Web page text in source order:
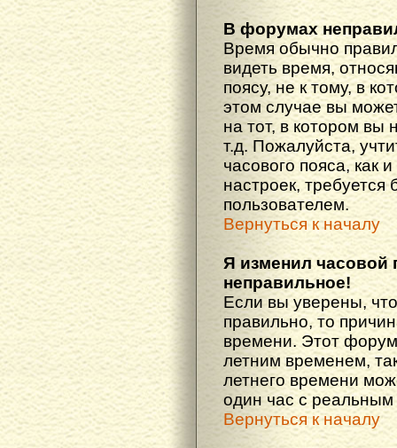
В форумах
Время обычно
видеть время,
поясу, не к тому, в
этом случае вы
на тот, в котором вы
т.д. Пожалуйста,
часового пояса, как
настроек,
пользователем.
Вернуться к началу
Я изменил часовой
неправильное!
Если вы уверены,
правильно, то
времени. Этот
летним временем,
летнего времени
один час с
Вернуться к началу